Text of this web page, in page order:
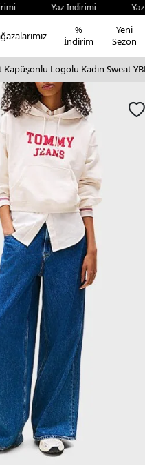
Yaz İndirimi -
%
İndirim
Yeni
Sezon
Logolu Kadın Sweat